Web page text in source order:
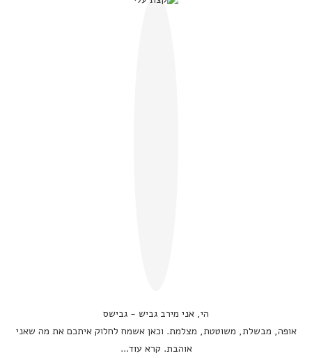
הי, אני מירב גביש - גבישס
אופה, מבשלת, משוטטת, מצלמת. וכאן אשמח לחלוק איתכם את מה שאני
אוהבת. קרא עוד...